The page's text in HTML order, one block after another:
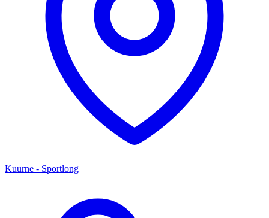
Kuurne - Sportlong